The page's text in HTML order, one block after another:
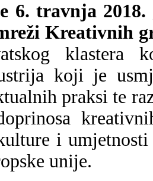
6. travnja 2018.
Kreativnih
klastera
koji je
praksi te
i
unije.